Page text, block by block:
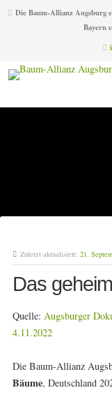
Die Baum-Allianz Augsburg
Bayern
Zuletzt aktualisiert: 21.
Das
Quelle: Augsburger
4.11.2022
Die Baum-Allianz
Bäume, Deutschland